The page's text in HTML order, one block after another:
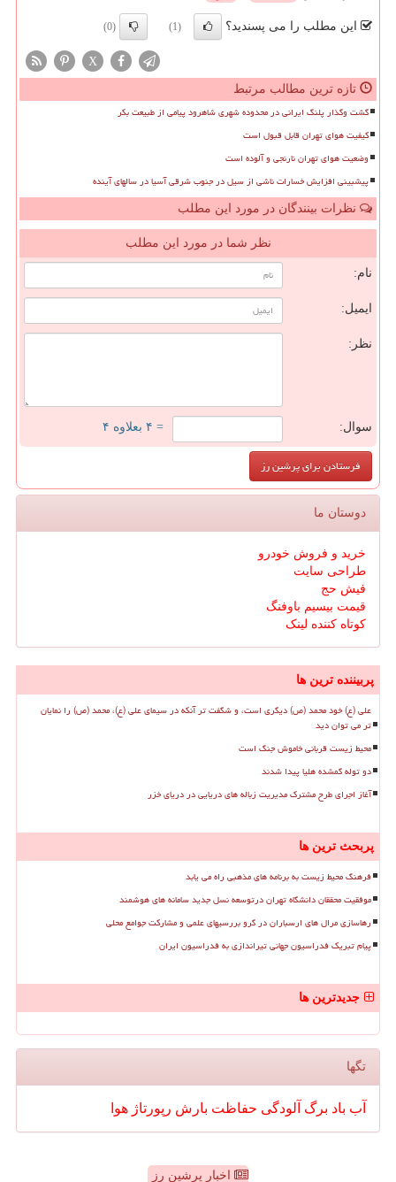
این مطلب را می پسندید؟ (1)
(0)
X
تازه ترین مطالب مرتبط
گشت وگذار پلنگ ایرانی در محدوده شهری شاهرود پیامی از طبیعت بکر
کیفیت هوای تهران قابل قبول است
وضعیت هوای تهران نارنجی و آلوده است
پیشبینی افزایش خسارات ناشی از سیل در جنوب شرقی آسیا در سالهای آینده
نظرات بینندگان در مورد این مطلب
نظر شما در مورد این مطلب
نام:
ایمیل:
نظر:
سوال: = ۴ بعلاوه ۴
دوستان ما
خرید و فروش خودرو
طراحی سایت
فیش حج
قیمت بیسیم باوفنگ
کوتاه کننده لینک
پربیننده ترین ها
علی (ع) خود محمد (ص) دیگری است، و شگفت تر آنکه در سیمای علی (ع)، محمد (ص) را نمایان
تر می توان دید
محیط زیست قربانی خاموش جنگ است
دو توله گمشده هلیا پیدا شدند
آغاز اجرای طرح مشترک مدیریت زباله های دریایی در دریای خزر
پربحث ترین ها
فرهنگ محیط زیست به برنامه های مذهبی راه می یابد
موفقیت محققان دانشگاه تهران درتوسعه نسل جدید سامانه های هوشمند
رهاسازی مرال های ارسباران در گرو بررسیهای علمی و مشارکت جوامع محلی
پیام تبریک فدراسیون جهانی تیراندازی به فدراسیون ایران
جدیدترین ها
تگها
آب باد برگ آلودگی حفاظت بارش رپورتاژ هوا
اخبار پرشین رز